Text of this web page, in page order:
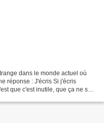
dans le monde actuel où
réponse : J'écris Si j'écris
que c'est inutile, que ça ne sert